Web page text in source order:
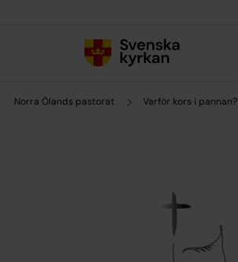
Norra Ölands pastorat Varför kors i pannan?